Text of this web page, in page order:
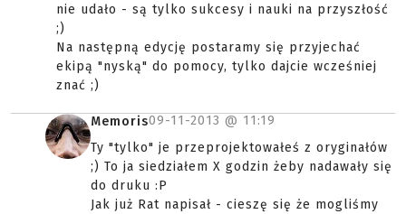
nie udało - są tylko sukcesy i nauki na przyszłość
;)
Na następną edycję postaramy się przyjechać
ekipą "nyską" do pomocy, tylko dajcie wcześniej
znać ;)
Memoris09-11-2013 @ 11:19
Ty "tylko" je przeprojektowałeś z oryginałów
;) To ja siedziałem X godzin żeby nadawały się
do druku :P
Jak już Rat napisał - cieszę się że mogliśmy